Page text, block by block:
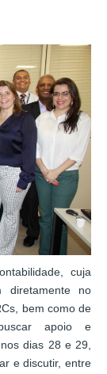
cuja
diretamente no
bem como de
apoio e
dias 28 e 29,
e discutir, entre